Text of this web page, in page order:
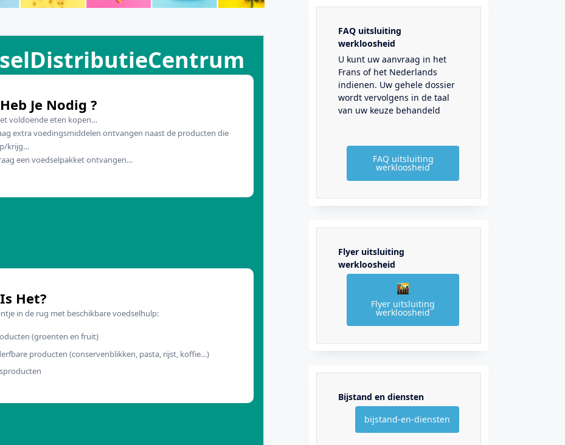
Je Nodig ?
voldoende eten kopen…
extra voedingsmiddelen ontvangen naast de producten die
krijg…
een voedselpakket ontvangen…
Het?
in de rug met beschikbare voedselhulp:
(groenten en fruit)
producten (conservenblikken, pasta, rijst, koffie…)
FAQ uitsluiting
werkloosheid
U kunt uw aanvraag in het
Frans of het Nederlands
indienen. Uw gehele dossier
wordt vervolgens in de taal
van uw keuze behandeld
FAQ uitsluiting
werkloosheid
Flyer uitsluiting
werkloosheid
Flyer uitsluiting
werkloosheid
Bijstand en diensten
bijstand-en-diensten